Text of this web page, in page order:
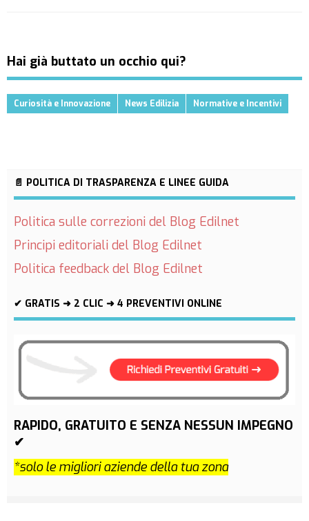
Hai già buttato un occhio qui?
Curiosità e Innovazione News Edilizia Normative e Incentivi
📄 POLITICA DI TRASPARENZA E LINEE GUIDA
Politica sulle correzioni del Blog Edilnet
Principi editoriali del Blog Edilnet
Politica feedback del Blog Edilnet
✔ GRATIS ➜ 2 CLIC ➜ 4 PREVENTIVI ONLINE
RAPIDO, GRATUITO E SENZA NESSUN IMPEGNO
✔
*solo le migliori aziende della tua zona